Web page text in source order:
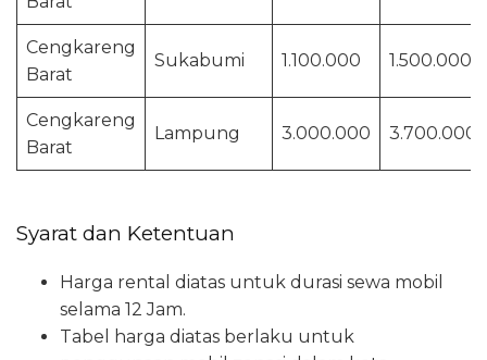
Cengkareng
Barat
Sukabumi 1.100.000 1.500.000
Cengkareng
Barat
Lampung 3.000.000 3.700.000
Syarat dan Ketentuan
Harga rental diatas untuk durasi sewa mobil
selama 12 Jam.
Tabel harga diatas berlaku untuk